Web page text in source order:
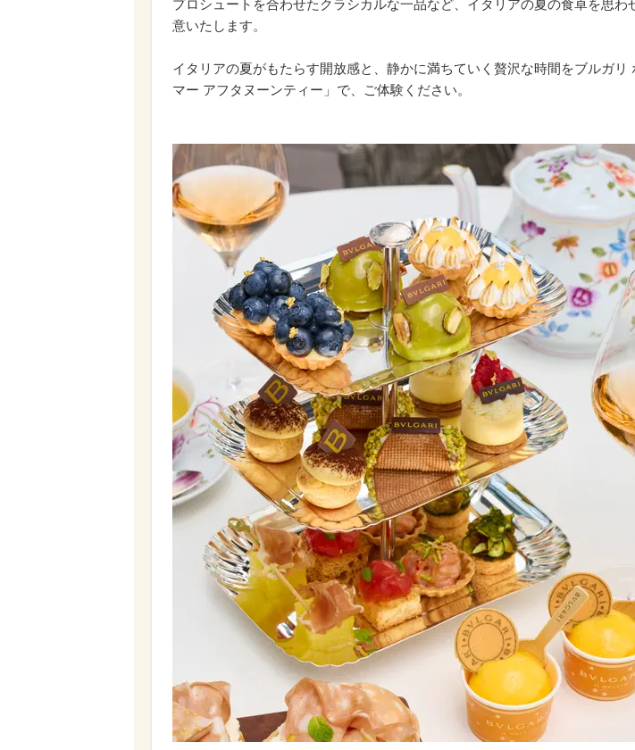
プロシュートを合わせたクラシカルな一品など、イタリアの夏の食卓を思わ
意いたします。
イタリアの夏がもたらす開放感と、静かに満ちていく贅沢な時間をブルガリ
マー アフタヌーンティー」で、ご体験ください。